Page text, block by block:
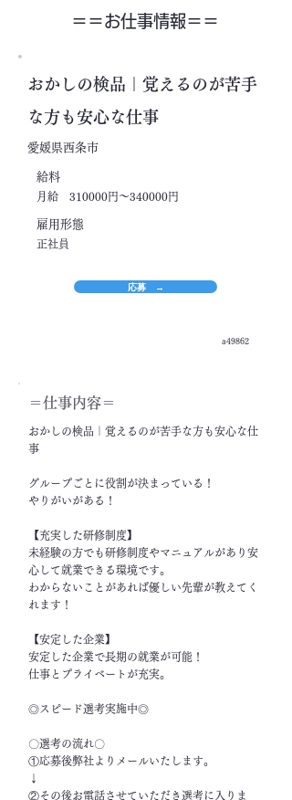
＝＝​お仕事情報＝＝
おかしの検品｜覚えるのが苦手
な方も安心な仕事
愛媛県西条市
​給料
月給 310000円～340000円
​雇用形態
正社員
応募 →
a49862
＝​仕事内容＝
おかしの検品｜覚えるのが苦手な方も安心な仕
事
グループごとに役割が決まっている！
やりがいがある！
【充実した研修制度】
未経験の方でも研修制度やマニュアルがあり安
心して就業できる環境です。
わからないことがあれば優しい先輩が教えてく
れます！
【安定した企業】
安定した企業で長期の就業が可能！
仕事とプライベートが充実。
◎スピード選考実施中◎
〇選考の流れ〇
①応募後弊社よりメールいたします。
↓
②その後お電話させていただき選考に入りま